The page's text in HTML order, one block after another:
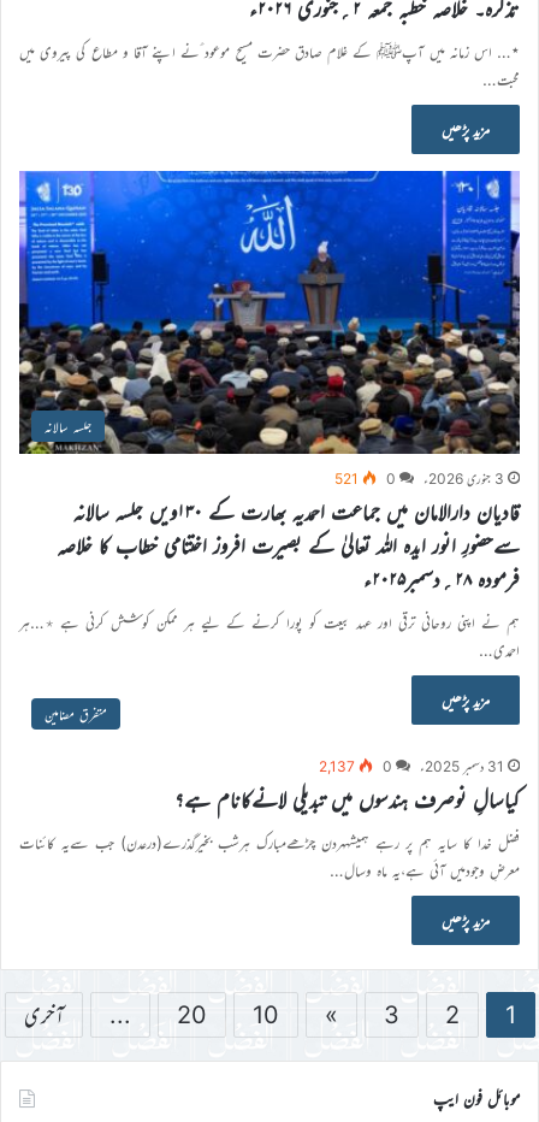
تذکرہ۔ خلاصہ خطبہ جمعہ ۲؍جنوری ۲۰۲۶ء
٭… اس زمانہ میں آپﷺ کے غلام صادق حضرت مسیح موعود ؑنے اپنے آقا و مطاع کی پیروی میں
محبت…
مزید پڑھیں
جلسہ سالانہ
3 جنوری 2026ء 0
521
قادیان دارالامان میں جماعت احمدیہ بھارت کے ۱۳۰ویں جلسہ سالانہ
سےحضورِ انور ایدہ اللہ تعالیٰ کے بصیرت افروز اختتامی خطاب کا خلاصہ
فرمودہ ۲۸؍دسمبر۲۰۲۵ء
ہم نے اپنی روحانی ترقی اور عہد بیعت کو پورا کرنے کے لیے ہر ممکن کوشش کرنی ہے ٭…ہر
احمدی…
مزید پڑھیں
متفرق مضامین
31 دسمبر 2025ء 0
2,137
کیاسالِ نوصرف ہندسوں میں تبدیلی لانےکانام ہے؟
فضل خدا کا سایہ ہم پر رہے ہمیشہہردن چڑھےمبارک ہرشب بخیرگذرے(درعدن) جب سےیہ کائنات
معرضِ وجودمیں آئی ہے،یہ ماہ وسال…
مزید پڑھیں
1
2
3
»
10
20
... آخری
موبائل فون ایپ